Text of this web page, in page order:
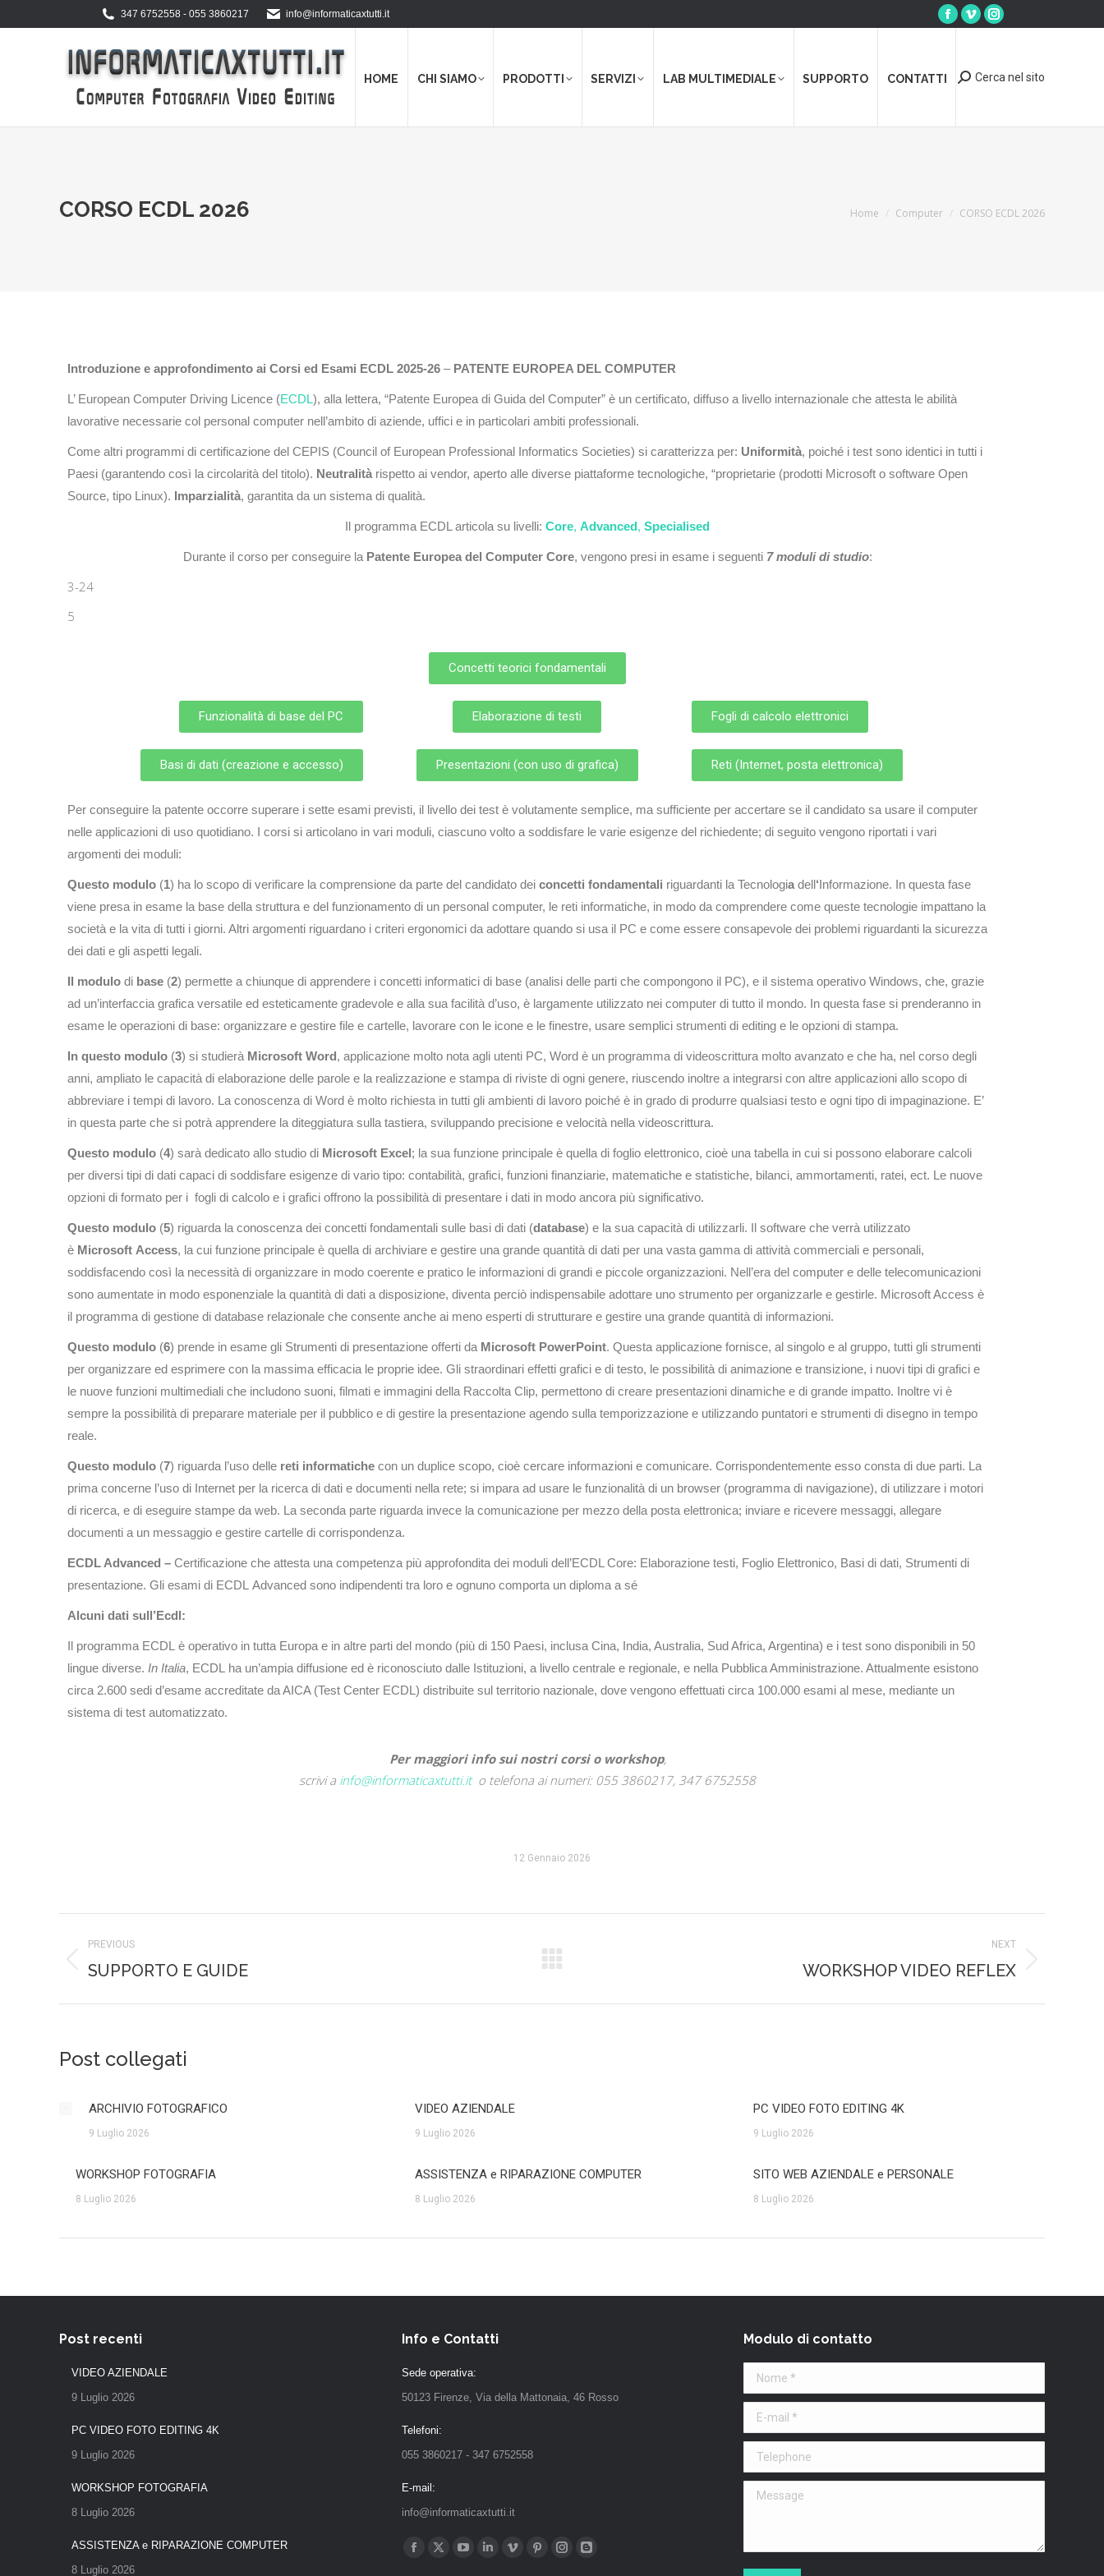
347 6752558 - 055 3860217 info@informaticaxtutti.it
HOME CHI SIAMO PRODOTTI SERVIZI LAB MULTIMEDIALE SUPPORTO CONTATTI Cerca nel sito
CORSO ECDL 2026 You are here:
Home Computer CORSO ECDL 2026
Introduzione e approfondimento ai Corsi ed Esami ECDL 2025-26 – PATENTE EUROPEA DEL COMPUTER
L’ European Computer Driving Licence (ECDL), alla lettera, “Patente Europea di Guida del Computer” è un certificato, diffuso a livello internazionale che attesta le abilità
lavorative necessarie col personal computer nell’ambito di aziende, uffici e in particolari ambiti professionali.
Come altri programmi di certificazione del CEPIS (Council of European Professional Informatics Societies) si caratterizza per: Uniformità, poiché i test sono identici in tutti i
Paesi (garantendo così la circolarità del titolo). Neutralità rispetto ai vendor, aperto alle diverse piattaforme tecnologiche, “proprietarie (prodotti Microsoft o software Open
Source, tipo Linux). Imparzialità, garantita da un sistema di qualità.
Il programma ECDL articola su livelli: Core, Advanced, Specialised
Durante il corso per conseguire la Patente Europea del Computer Core, vengono presi in esame i seguenti 7 moduli di studio:
3-24
5
Concetti teorici fondamentali
Funzionalità di base del PC Elaborazione di testi Fogli di calcolo elettronici
Basi di dati (creazione e accesso) Presentazioni (con uso di grafica) Reti (Internet, posta elettronica)
Per conseguire la patente occorre superare i sette esami previsti, il livello dei test è volutamente semplice, ma sufficiente per accertare se il candidato sa usare il computer
nelle applicazioni di uso quotidiano. I corsi si articolano in vari moduli, ciascuno volto a soddisfare le varie esigenze del richiedente; di seguito vengono riportati i vari
argomenti dei moduli:
Questo modulo (1) ha lo scopo di verificare la comprensione da parte del candidato dei concetti fondamentali riguardanti la Tecnologia dell‘Informazione. In questa fase
viene presa in esame la base della struttura e del funzionamento di un personal computer, le reti informatiche, in modo da comprendere come queste tecnologie impattano la
società e la vita di tutti i giorni. Altri argomenti riguardano i criteri ergonomici da adottare quando si usa il PC e come essere consapevole dei problemi riguardanti la sicurezza
dei dati e gli aspetti legali.
Il modulo di base (2) permette a chiunque di apprendere i concetti informatici di base (analisi delle parti che compongono il PC), e il sistema operativo Windows, che, grazie
ad un’interfaccia grafica versatile ed esteticamente gradevole e alla sua facilità d’uso, è largamente utilizzato nei computer di tutto il mondo. In questa fase si prenderanno in
esame le operazioni di base: organizzare e gestire file e cartelle, lavorare con le icone e le finestre, usare semplici strumenti di editing e le opzioni di stampa.
In questo modulo (3) si studierà Microsoft Word, applicazione molto nota agli utenti PC, Word è un programma di videoscrittura molto avanzato e che ha, nel corso degli
anni, ampliato le capacità di elaborazione delle parole e la realizzazione e stampa di riviste di ogni genere, riuscendo inoltre a integrarsi con altre applicazioni allo scopo di
abbreviare i tempi di lavoro. La conoscenza di Word è molto richiesta in tutti gli ambienti di lavoro poiché è in grado di produrre qualsiasi testo e ogni tipo di impaginazione. E’
in questa parte che si potrà apprendere la diteggiatura sulla tastiera, sviluppando precisione e velocità nella videoscrittura.
Questo modulo (4) sarà dedicato allo studio di Microsoft Excel; la sua funzione principale è quella di foglio elettronico, cioè una tabella in cui si possono elaborare calcoli
per diversi tipi di dati capaci di soddisfare esigenze di vario tipo: contabilità, grafici, funzioni finanziarie, matematiche e statistiche, bilanci, ammortamenti, ratei, ect. Le nuove
opzioni di formato per i fogli di calcolo e i grafici offrono la possibilità di presentare i dati in modo ancora più significativo.
Questo modulo (5) riguarda la conoscenza dei concetti fondamentali sulle basi di dati (database) e la sua capacità di utilizzarli. Il software che verrà utilizzato
è Microsoft Access, la cui funzione principale è quella di archiviare e gestire una grande quantità di dati per una vasta gamma di attività commerciali e personali,
soddisfacendo così la necessità di organizzare in modo coerente e pratico le informazioni di grandi e piccole organizzazioni. Nell’era del computer e delle telecomunicazioni
sono aumentate in modo esponenziale la quantità di dati a disposizione, diventa perciò indispensabile adottare uno strumento per organizzarle e gestirle. Microsoft Access è
il programma di gestione di database relazionale che consente anche ai meno esperti di strutturare e gestire una grande quantità di informazioni.
Questo modulo (6) prende in esame gli Strumenti di presentazione offerti da Microsoft PowerPoint. Questa applicazione fornisce, al singolo e al gruppo, tutti gli strumenti
per organizzare ed esprimere con la massima efficacia le proprie idee. Gli straordinari effetti grafici e di testo, le possibilità di animazione e transizione, i nuovi tipi di grafici e
le nuove funzioni multimediali che includono suoni, filmati e immagini della Raccolta Clip, permettono di creare presentazioni dinamiche e di grande impatto. Inoltre vi è
sempre la possibilità di preparare materiale per il pubblico e di gestire la presentazione agendo sulla temporizzazione e utilizzando puntatori e strumenti di disegno in tempo
reale.
Questo modulo (7) riguarda l’uso delle reti informatiche con un duplice scopo, cioè cercare informazioni e comunicare. Corrispondentemente esso consta di due parti. La
prima concerne l’uso di Internet per la ricerca di dati e documenti nella rete; si impara ad usare le funzionalità di un browser (programma di navigazione), di utilizzare i motori
di ricerca, e di eseguire stampe da web. La seconda parte riguarda invece la comunicazione per mezzo della posta elettronica; inviare e ricevere messaggi, allegare
documenti a un messaggio e gestire cartelle di corrispondenza.
ECDL Advanced – Certificazione che attesta una competenza più approfondita dei moduli dell’ECDL Core: Elaborazione testi, Foglio Elettronico, Basi di dati, Strumenti di
presentazione. Gli esami di ECDL Advanced sono indipendenti tra loro e ognuno comporta un diploma a sé
Alcuni dati sull’Ecdl:
Il programma ECDL è operativo in tutta Europa e in altre parti del mondo (più di 150 Paesi, inclusa Cina, India, Australia, Sud Africa, Argentina) e i test sono disponibili in 50
lingue diverse. In Italia, ECDL ha un’ampia diffusione ed è riconosciuto dalle Istituzioni, a livello centrale e regionale, e nella Pubblica Amministrazione. Attualmente esistono
circa 2.600 sedi d’esame accreditate da AICA (Test Center ECDL) distribuite sul territorio nazionale, dove vengono effettuati circa 100.000 esami al mese, mediante un
sistema di test automatizzato.
Per maggiori info sui nostri corsi o workshop,
scrivi a info@informaticaxtutti.ito telefona ai numeri: 055 3860217, 347 6752558
12 Gennaio 2026
PREVIOUS
SUPPORTO E GUIDE
NEXT
WORKSHOP VIDEO REFLEX
Post collegati
ARCHIVIO FOTOGRAFICO
9 Luglio 2026
VIDEO AZIENDALE
9 Luglio 2026
PC VIDEO FOTO EDITING 4K
9 Luglio 2026
WORKSHOP FOTOGRAFIA
8 Luglio 2026
ASSISTENZA e RIPARAZIONE COMPUTER
8 Luglio 2026
SITO WEB AZIENDALE e PERSONALE
8 Luglio 2026
Post recenti
VIDEO AZIENDALE
9 Luglio 2026
PC VIDEO FOTO EDITING 4K
9 Luglio 2026
WORKSHOP FOTOGRAFIA
8 Luglio 2026
ASSISTENZA e RIPARAZIONE COMPUTER
8 Luglio 2026
Info e Contatti
Sede operativa:
50123 Firenze, Via della Mattonaia, 46 Rosso
Telefoni:
055 3860217 - 347 6752558
E-mail:
info@informaticaxtutti.it
Find us on:
Modulo di contatto
Nome *
E-mail *
Telephone
Message